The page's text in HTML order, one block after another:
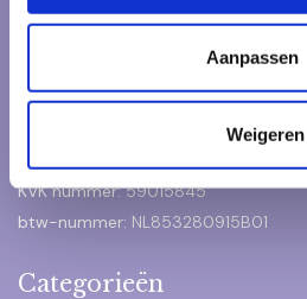
Aanpassen
Weigeren
Nederland
Contact@het-pakketje.nl
KVK nummer:59015845
btw-nummer: NL853280915B01
Categorieën